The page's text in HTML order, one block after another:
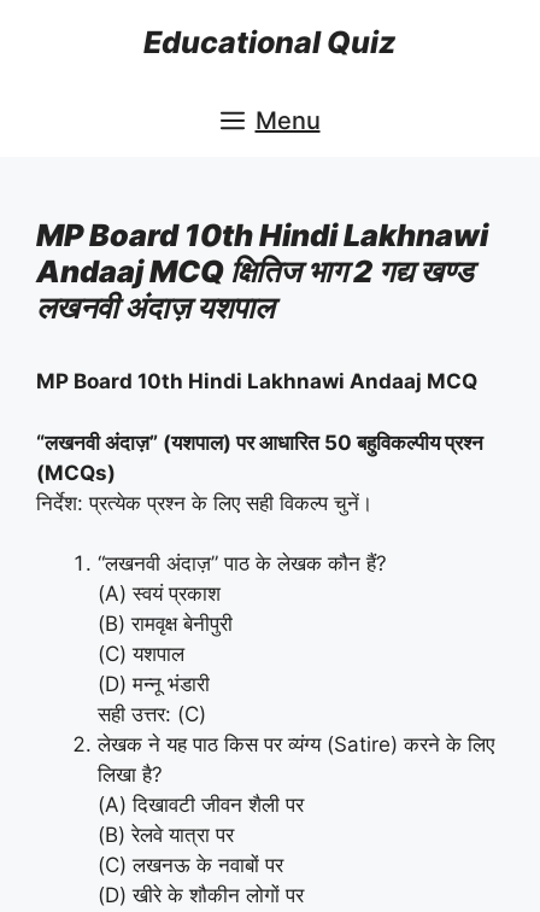
Educational Quiz
Menu
MP Board 10th Hindi Lakhnawi
Andaaj MCQ क्षितिज भाग 2 गद्य खण्ड
लखनवी अंदाज़ यशपाल
MP Board 10th Hindi Lakhnawi Andaaj MCQ
“लखनवी अंदाज़” (यशपाल) पर आधारित 50 बहुविकल्पीय प्रश्न
(MCQs)
निर्देश: प्रत्येक प्रश्न के लिए सही विकल्प चुनें।
“लखनवी अंदाज़” पाठ के लेखक कौन हैं?
(A) स्वयं प्रकाश
(B) रामवृक्ष बेनीपुरी
(C) यशपाल
(D) मन्नू भंडारी
सही उत्तर: (C)
लेखक ने यह पाठ किस पर व्यंग्य (Satire) करने के लिए
लिखा है?
(A) दिखावटी जीवन शैली पर
(B) रेलवे यात्रा पर
(C) लखनऊ के नवाबों पर
(D) खीरे के शौकीन लोगों पर